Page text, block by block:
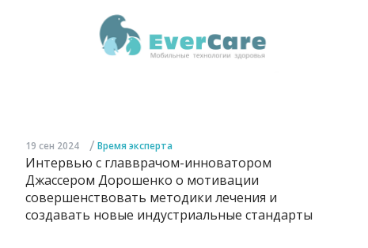
19 сен 2024 / Время эксперта
Интервью с главврачом-инноватором
Джассером Дорошенко о мотивации
совершенствовать методики лечения и
создавать новые индустриальные стандарты